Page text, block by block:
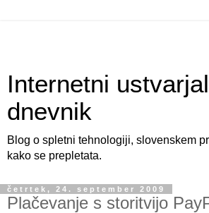
Internetni
dnevnik
Blog o spletni tehnologiji, slovenskem
kako se prepletata.
četrtek, 24. september 2009
Plačevanje s storitvijo